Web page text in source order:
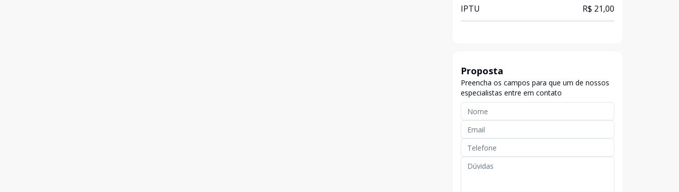
IPTU R$ 21,00
Proposta
Preencha os campos para que um de nossos
especialistas entre em contato